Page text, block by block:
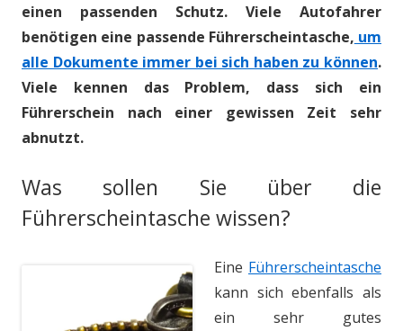
einen passenden Schutz. Viele Autofahrer
benötigen eine passende Führerscheintasche, um
alle Dokumente immer bei sich haben zu können.
Viele kennen das Problem, dass sich ein
Führerschein nach einer gewissen Zeit sehr
abnutzt.
Was sollen Sie über die
Führerscheintasche wissen?
Eine Führerscheintasche
kann sich ebenfalls als
ein sehr gutes